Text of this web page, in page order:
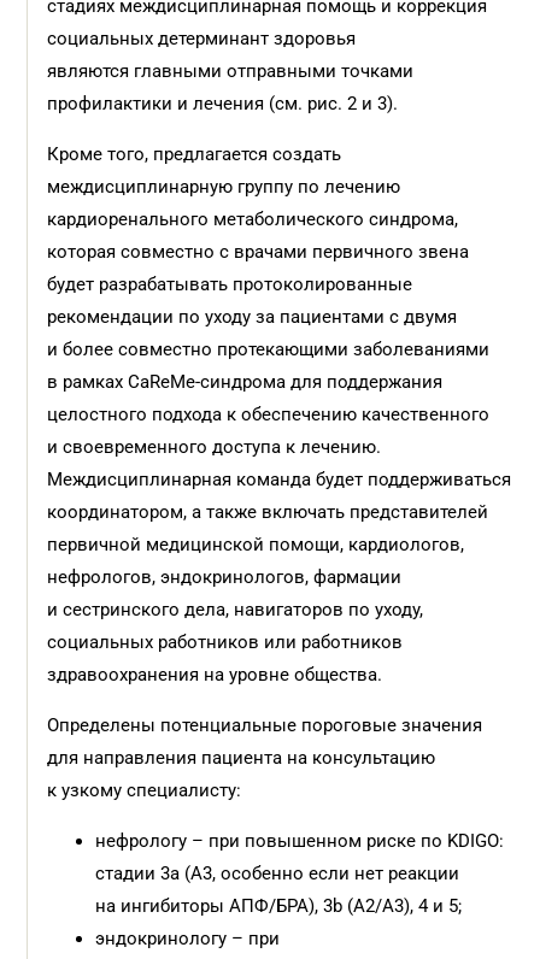
стадиях междисциплинарная помощь и коррекция
социальных детерминант здоровья
являются главными отправными точками
профилактики и лечения (см. рис. 2 и 3).
Кроме того, предлагается создать
междисциплинарную группу по лечению
кардиоренального метаболического синдрома,
которая совместно с врачами первичного звена
будет разрабатывать протоколированные
рекомендации по уходу за пациентами с двумя
и более совместно протекающими заболеваниями
в рамках CaReMe-синдрома для поддержания
целостного подхода к обеспечению качественного
и своевременного доступа к лечению.
Междисциплинарная команда будет поддерживаться
координатором, а также включать представителей
первичной медицинской помощи, кардиологов,
нефрологов, эндокринологов, фармации
и сестринского дела, навигаторов по уходу,
социальных работников или работников
здравоохранения на уровне общества.
Определены потенциальные пороговые значения
для направления пациента на консультацию
к узкому специалисту:
нефрологу – при повышенном риске по KDIGO:
стадии 3a (A3, особенно если нет реакции
на ингибиторы АПФ/БРА), 3b (A2/A3), 4 и 5;
эндокринологу – при